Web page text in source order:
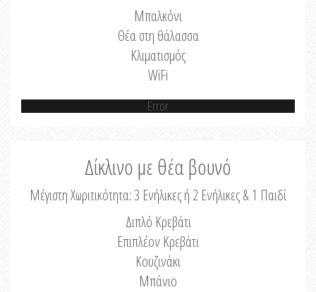
Μπαλκόνι
Θέα στη θάλασσα
Κλιματισμός
WiFi
Error
Δίκλινο με θέα βουνό
Μέγιστη Χωριτικότητα: 3 Ενήλικες ή 2 Ενήλικες & 1 Παιδί
Διπλό Κρεβάτι
Επιπλέον Κρεβάτι
Κουζινάκι
Μπάνιο